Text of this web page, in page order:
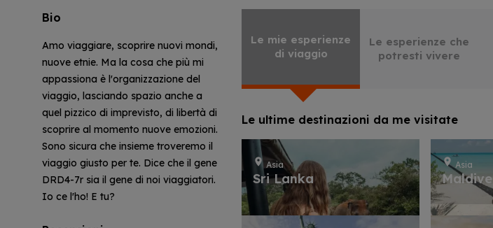
Bio
Amo viaggiare, scoprire nuovi mondi,
nuove etnie. Ma la cosa che più mi
appassiona è l'organizzazione del
viaggio, lasciando spazio anche a
quel pizzico di imprevisto, di libertà di
scoprire al momento nuove emozioni.
Sono sicura che insieme troveremo il
viaggio giusto per te. Dice che il gene
DRD4-7r sia il gene di noi viaggiatori.
Io ce l'ho! E tu?
Le mie esperienze
di viaggio
Le esperienze che
potresti vivere
Le ultime destinazioni da me visitate
Asia
Sri Lanka
Asia
Maldive